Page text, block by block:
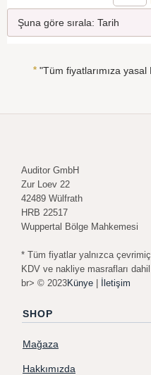
*"Tüm fiyatlarımıza yasal
Auditor GmbH
Zur Loev 22
42489 Wülfrath
HRB 22517
Wuppertal Bölge Mahkemesi
* Tüm fiyatlar yalnızca
KDV ve nakliye masrafları dahil
br> © 2023Künye | İletişim
SHOP
Mağaza
Hakkımızda